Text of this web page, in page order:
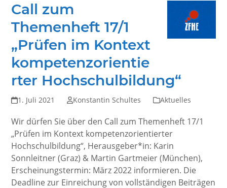
Call zum
Themenheft 17/1
„Prüfen im Kontext
kompetenzorientie
rter Hochschulbildung“
1. Juli 2021 Konstantin Schultes Aktuelles
Wir dürfen Sie über den Call zum Themenheft 17/1
„Prüfen im Kontext kompetenzorientierter
Hochschulbildung“, Herausgeber*in: Karin
Sonnleitner (Graz) & Martin Gartmeier (München),
Erscheinungstermin: März 2022 informieren. Die
Deadline zur Einreichung von vollständigen Beiträgen